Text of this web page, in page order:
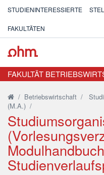
STUDIENINTERESSIERTE
FAKULTÄTEN
FAKULTÄT
/ Betriebswirtschaft /
(M.A.) /